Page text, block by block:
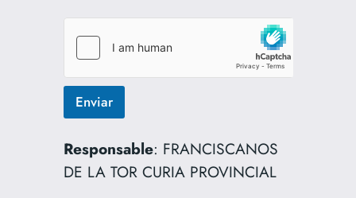
Enviar
Responsable: FRANCISCANOS
DE LA TOR CURIA PROVINCIAL